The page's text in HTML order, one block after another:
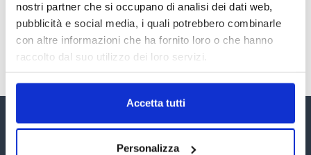
nostri partner che si occupano di analisi dei dati web,
pubblicità e social media, i quali potrebbero combinarle
con altre informazioni che ha fornito loro o che hanno
raccolto dal suo utilizzo dei loro servizi.
Accetta tutti
Personalizza
TUTTI GLI ARTICOLI DEL MESE
Assinform Editore